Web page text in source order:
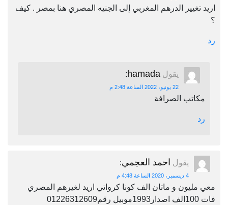
اريد تغيير الدرهم المغربي إلى الجنيه المصري هنا بمصر . كيف
؟
رد
يقول hamada
:
22 يونيو، 2022 الساعة 2:48 م
مكاتب الصرافة
رد
يقول احمد العجمي:
4 ديسمبر، 2020 الساعة 4:48 م
معي مليون و ماتان الف كونا كرواتي اريد لغيرهم المصري
فات 100الف اصدار1993موبيل رقم01226312609